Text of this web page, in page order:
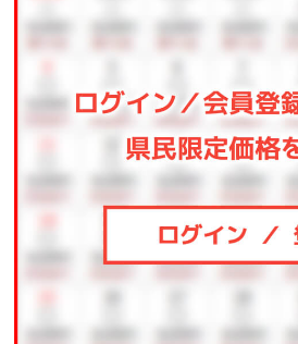
※駐車場は有料です（1泊あたり1